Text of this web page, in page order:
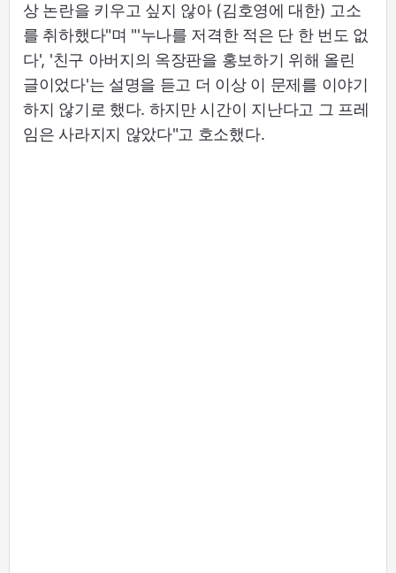
상 논란을 키우고 싶지 않아 (김호영에 대한) 고소
를 취하했다"며 "'누나를 저격한 적은 단 한 번도 없
다', '친구 아버지의 옥장판을 홍보하기 위해 올린
글이었다'는 설명을 듣고 더 이상 이 문제를 이야기
하지 않기로 했다. 하지만 시간이 지난다고 그 프레
임은 사라지지 않았다"고 호소했다.